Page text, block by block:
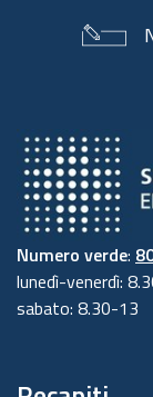
Numero verde:
lunedì-venerdì:
sabato: 8.30-13